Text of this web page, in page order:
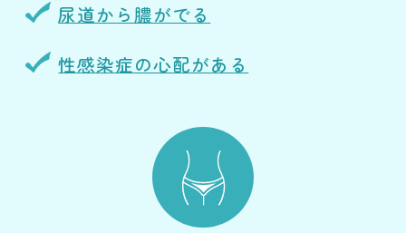
尿道から膿がでる
性感染症の心配がある